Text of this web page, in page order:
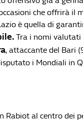
che offrirà il
è quella di
Tra i nomi valutati
, attaccante del Bari
i Mondiali in
Rabiot al centro dei